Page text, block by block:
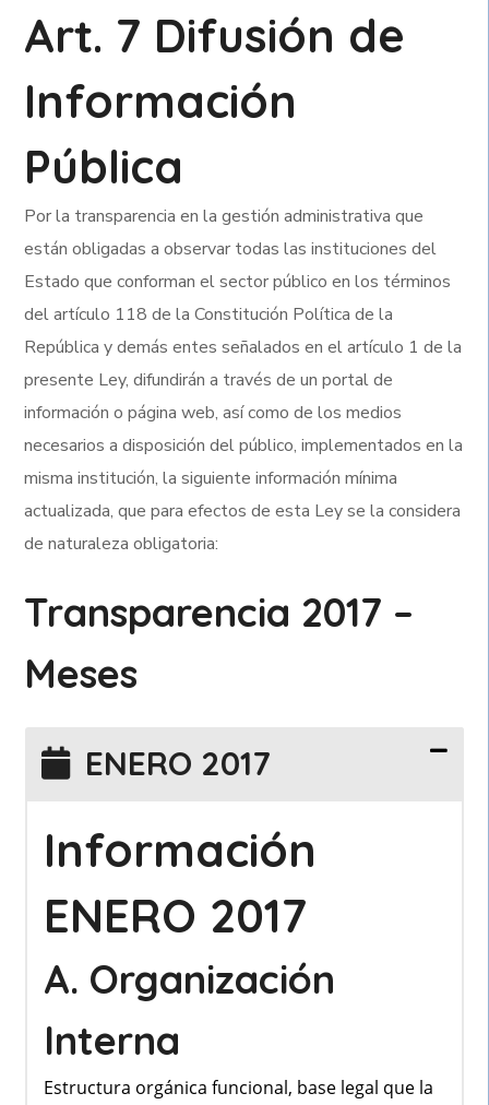
Art. 7 Difusión de
Información
Pública
Por la transparencia en la gestión administrativa que
están obligadas a observar todas las instituciones del
Estado que conforman el sector público en los términos
del artículo 118 de la Constitución Política de la
República y demás entes señalados en el artículo 1 de la
presente Ley, difundirán a través de un portal de
información o página web, así como de los medios
necesarios a disposición del público, implementados en la
misma institución, la siguiente información mínima
actualizada, que para efectos de esta Ley se la considera
de naturaleza obligatoria:
Transparencia 2017 –
Meses
ENERO 2017
Información
ENERO 2017
A. Organización
Interna
Estructura orgánica funcional, base legal que la